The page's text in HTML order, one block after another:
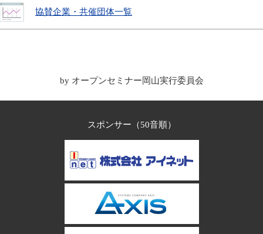
協賛企業・共催団体一覧
by オープンセミナー岡山実行委員会
スポンサー（50音順）